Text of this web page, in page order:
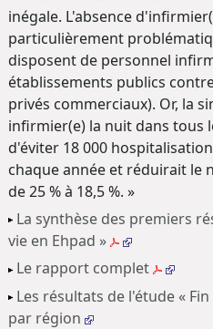
inégale. L'absence
particulièrement
disposent de personnel
établissements publics
privés commerciaux). Or, la
infirmier(e) la nuit dans tous
d'éviter 18 000
chaque année et réduirait le
de 25 % à 18,5 %. »
La synthèse des premiers
vie en Ehpad »
Le rapport complet
Les résultats de l'étude «
par région